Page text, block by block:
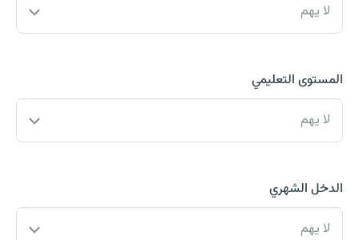
لا يهم
المستوى التعليمي
لا يهم
الدخل الشهري
لا يهم